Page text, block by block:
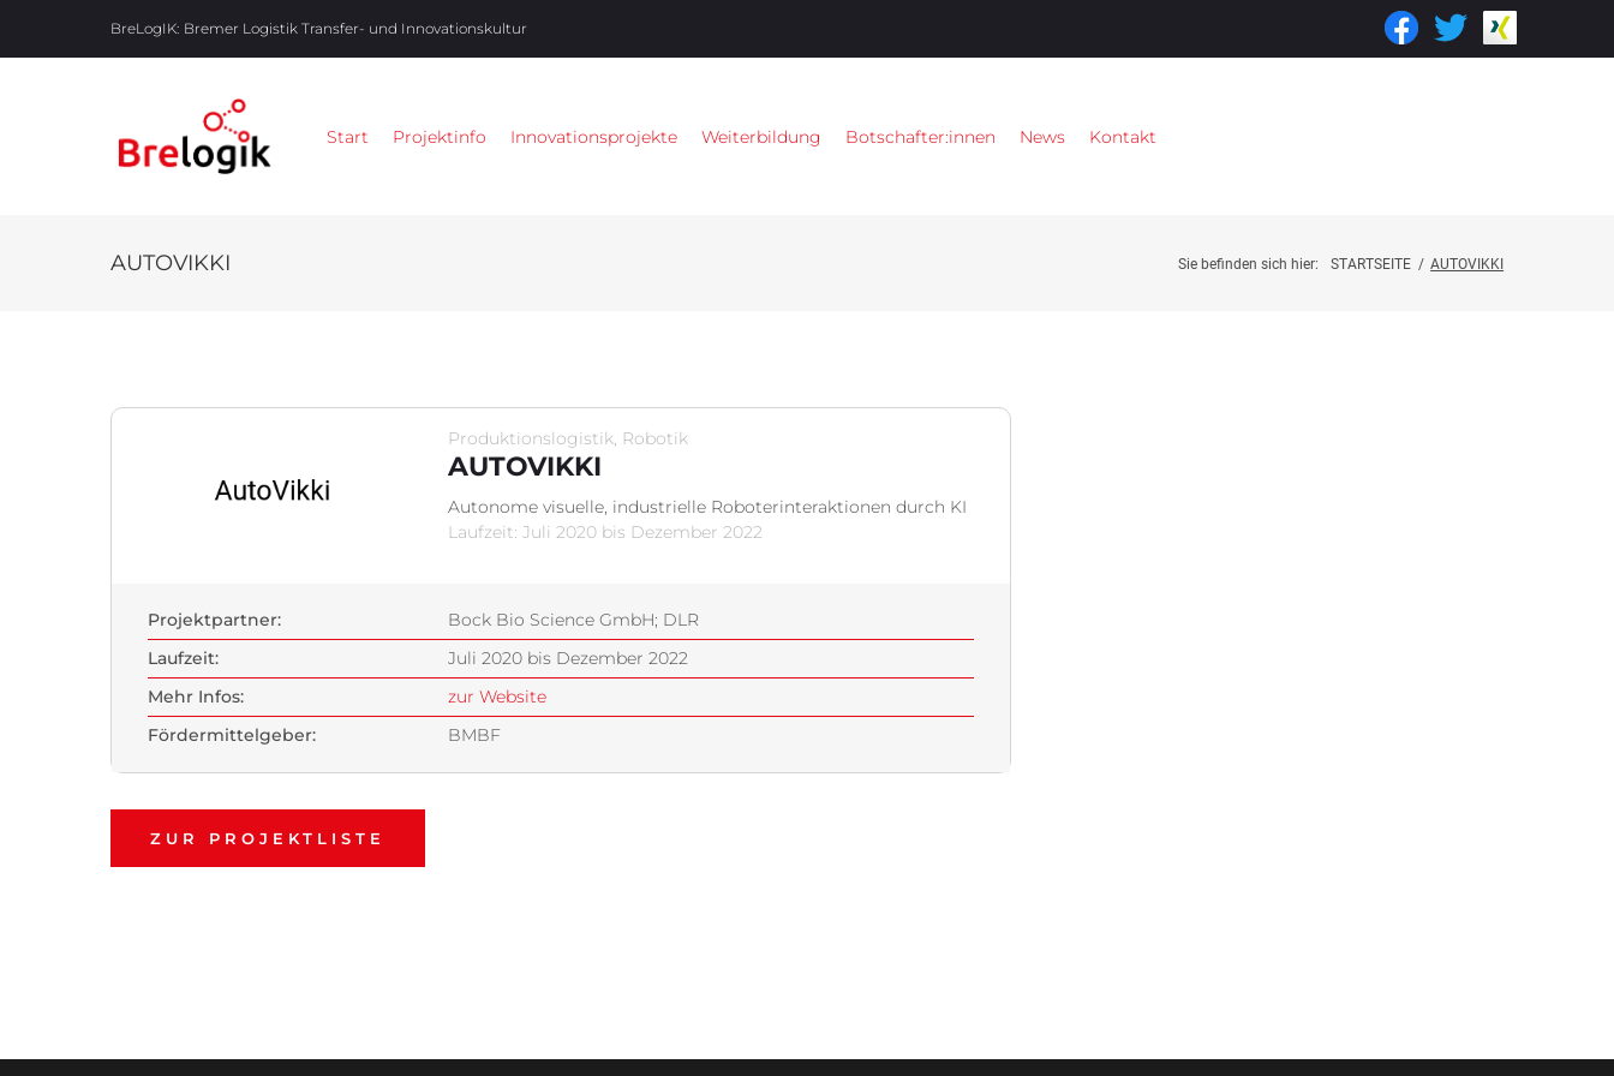
BreLogIK: Bremer Logistik Transfer- und Innovationskultur
Start Projektinfo Innovationsprojekte Weiterbildung Botschafter:innen News Kontakt
AUTOVIKKI Sie befinden sich hier: STARTSEITE / AUTOVIKKI
Produktionslogistik, Robotik
AUTOVIKKI
Autonome visuelle, industrielle Roboterinteraktionen durch KI
Laufzeit: Juli 2020 bis Dezember 2022
Projektpartner:
Bock Bio Science GmbH; DLR
Laufzeit:
Juli 2020 bis Dezember 2022
Mehr Infos:
zur Website
Fördermittelgeber:
BMBF
ZUR PROJEKTLISTE